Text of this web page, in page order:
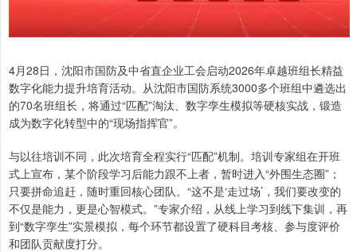
4月28日，沈阳市国防及中省直企业工会启动2026年卓越班组长精益
数字化能力提升培育活动。从沈阳市国防系统3000多个班组中遴选出
的70名班组长，将通过“匹配”淘汰、数字孪生模拟等硬核实战，锻造
成为数字化转型中的“现场指挥官”。
与以往培训不同，此次培育全程实行“匹配”机制。培训专家组在开班
式上宣布，某个阶段学习后能力跟不上者，暂时进入“外围生态圈”；
只要拼命追赶，随时重回核心团队。“这不是‘走过场’，我们要改变的
不仅是能力，更是心智模式。”专家介绍，从线上学习到线下集训，再
到“数字孪生”实景模拟，每个环节都设置了硬科目考核、参与度评价
和团队贡献度打分。